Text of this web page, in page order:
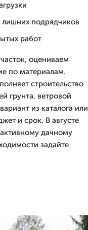
лишних подрядчиков
работ
оцениваем
по материалам.
строительство
грунта, ветровой
из каталога или
и срок. В августе
дачному
задайте